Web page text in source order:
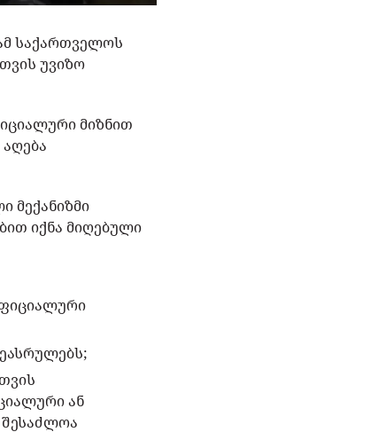
საქართველოს
უვიზო
მიზნით
მექანიზმი
იქნა მიღებული
ან
შესაძლოა